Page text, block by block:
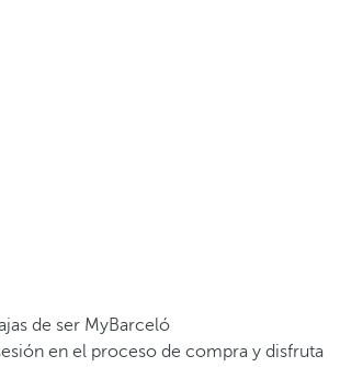
de ser MyBarceló
en el proceso de compra y disfruta